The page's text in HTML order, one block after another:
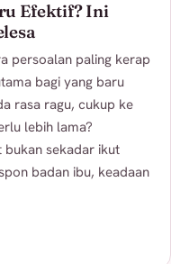
Efektif? Ini
persoalan paling kerap
bagi yang baru
rasa ragu, cukup ke
lebih lama?
bukan sekadar ikut
badan ibu, keadaan